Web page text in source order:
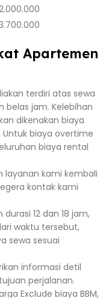
Apartemen
terdiri atas sewa
belas jam. Kelebihan
dikenakan biaya
biaya overtime
biaya rental
layanan kami kembali
kontak kami
12 dan 18 jam,
waktu tersebut,
sewa sesuai
informasi detil
perjalanan.
Exclude biaya BBM,